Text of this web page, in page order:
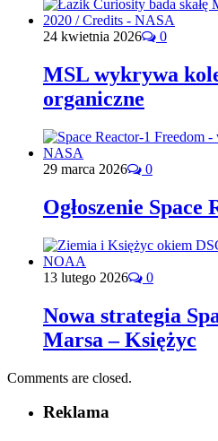
24 kwietnia 2026 0
MSL wykrywa
organiczne
29 marca 2026 0
Ogłoszenie Space
13 lutego 2026 0
Nowa strategia
Marsa – Księżyc
Comments are closed.
Reklama